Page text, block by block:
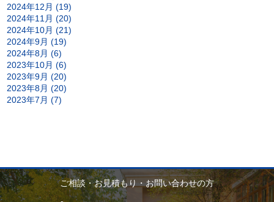
2024年12月 (19)
2024年11月 (20)
2024年10月 (21)
2024年9月 (19)
2024年8月 (6)
2023年10月 (6)
2023年9月 (20)
2023年8月 (20)
2023年7月 (7)
ご相談・お見積もり・お問い合わせの方